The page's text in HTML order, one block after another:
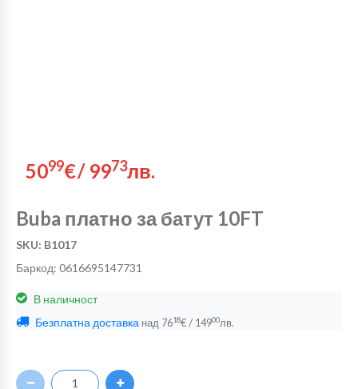
5099€/ 9973лв.
Buba платно за батут 10FT
SKU: B1017
Баркод: 0616695147731
В наличност
Безплатна доставка над 7618€ / 14900лв.